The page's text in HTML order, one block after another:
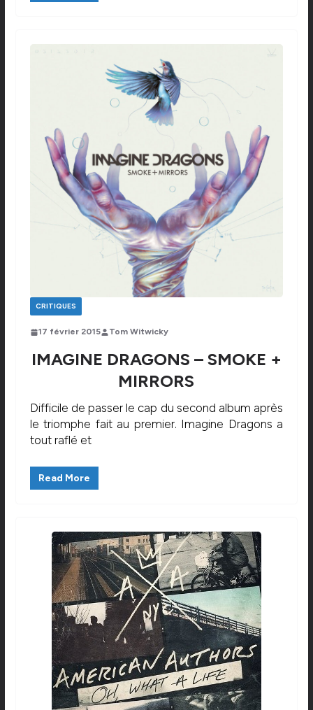
CRITIQUES
17 février 2015 Tom Witwicky
IMAGINE DRAGONS – SMOKE +
MIRRORS
Difficile de passer le cap du second album après
le triomphe fait au premier. Imagine Dragons a
tout raflé et
Read More